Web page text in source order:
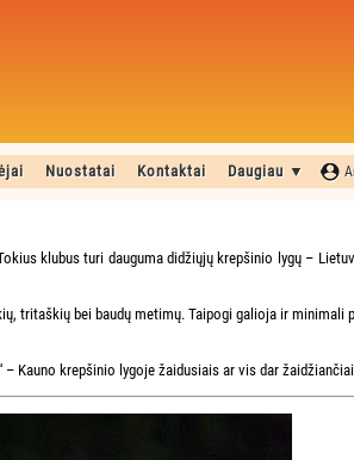
Nuostatai Kontaktai Daugiau ▼
klubus turi dauguma didžiųjų krepšinio lygų –
tritaškių bei baudų metimų. Taipogi galioja ir
Kauno krepšinio lygoje žaidusiais ar vis dar